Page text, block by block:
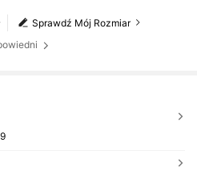
Sprawdź Mój Rozmiar